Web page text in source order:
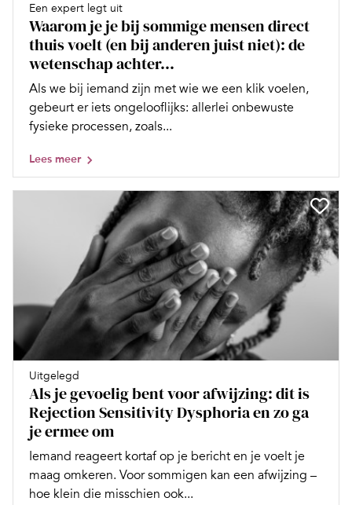
Een expert legt uit
Waarom je je bij sommige mensen direct
thuis voelt (en bij anderen juist niet): de
wetenschap achter...
Als we bij iemand zijn met wie we een klik voelen,
gebeurt er iets ongelooflijks: allerlei onbewuste
fysieke processen, zoals...
Lees meer
Uitgelegd
Als je gevoelig bent voor afwijzing: dit is
Rejection Sensitivity Dysphoria en zo ga
je ermee om
Iemand reageert kortaf op je bericht en je voelt je
maag omkeren. Voor sommigen kan een afwijzing –
hoe klein die misschien ook...